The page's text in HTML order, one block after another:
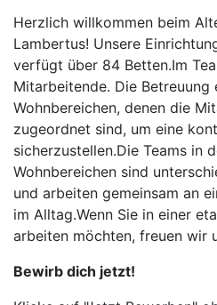
Herzlich willkommen beim
Lambertus! Unsere
verfügt über 84 Betten.Im
Mitarbeitende. Die
Wohnbereichen, denen die
zugeordnet sind, um eine
sicherzustellen.Die Teams in
Wohnbereichen sind
und arbeiten gemeinsam an
im Alltag.Wenn Sie in einer
arbeiten möchten, freuen wir
Bewirb dich jetzt!